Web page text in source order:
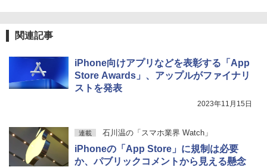
関連記事
iPhone向けアプリなどを表彰する「App
Store Awards」、アップルがファイナリ
ストを発表
2023年11月15日
連載 石川温の「スマホ業界 Watch」
iPhoneの「App Store」に規制は必要
か、パブリックコメントから見える懸念